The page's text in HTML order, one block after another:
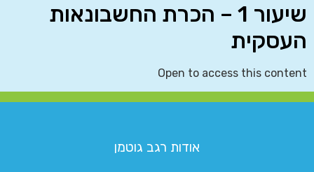
שיעור 1 – הכרת החשבונאות
העסקית
Open to access this content
אודות רגב גוטמן